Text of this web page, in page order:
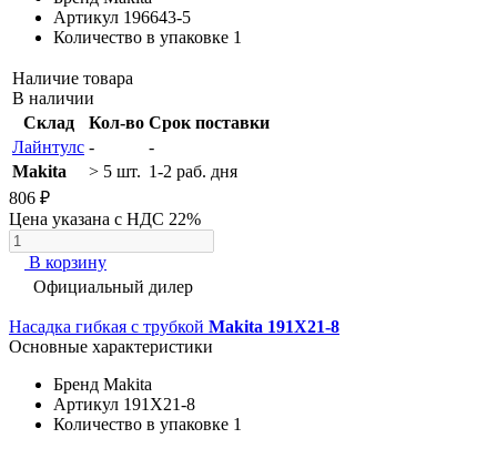
Артикул 196643-5
Количество в упаковке 1
Наличие товара
В наличии
Склад
Кол-во Срок поставки
Лайнтулс -
-
Makita
> 5 шт. 1-2 раб. дня
806 ₽
Цена указана с НДС 22%
В корзину
Официальный дилер
Насадка гибкая с трубкой Makita 191X21-8
Основные характеристики
Бренд Makita
Артикул 191X21-8
Количество в упаковке 1